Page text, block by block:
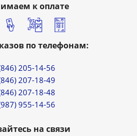
к оплате
по телефонам:
205-14-56
207-18-49
207-18-48
955-14-56
на связи